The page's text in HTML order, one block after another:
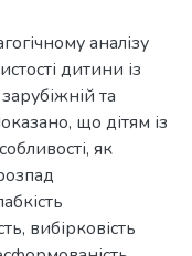
аналізу
дитини із
та
що дітям із
як
вибірковість